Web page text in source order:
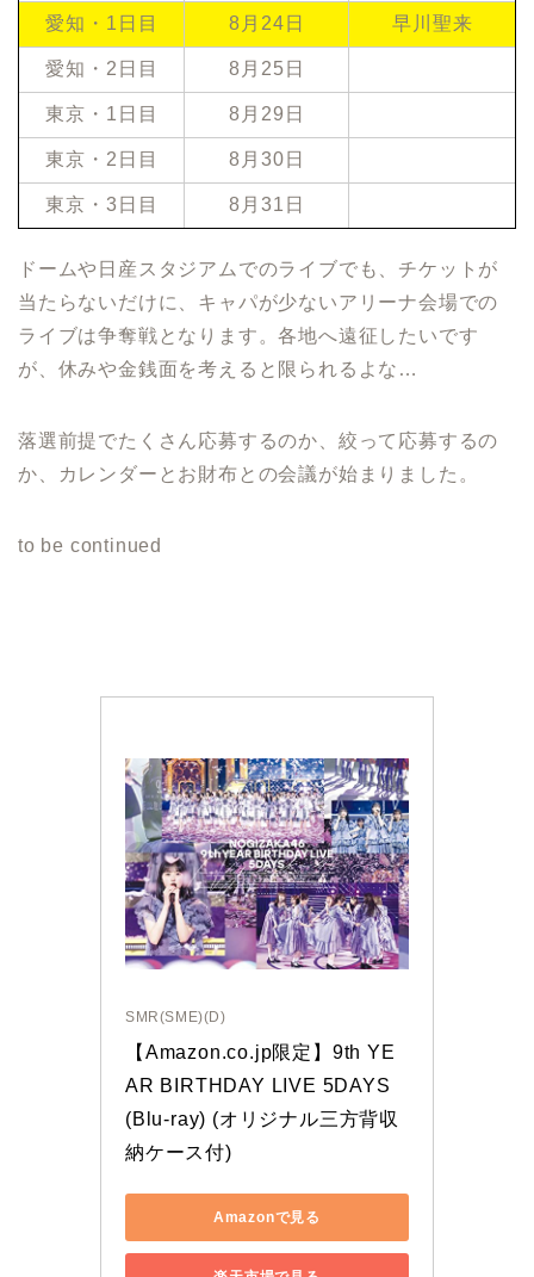
愛知・1日目 8月24日 早川聖来
愛知・2日目 8月25日
東京・1日目 8月29日
東京・2日目 8月30日
東京・3日目 8月31日
ドームや日産スタジアムでのライブでも、チケットが
当たらないだけに、キャパが少ないアリーナ会場での
ライブは争奪戦となります。各地へ遠征したいです
が、休みや金銭面を考えると限られるよな…
落選前提でたくさん応募するのか、絞って応募するの
か、カレンダーとお財布との会議が始まりました。
to be continued
SMR(SME)(D)
【Amazon.co.jp限定】9th YE
AR BIRTHDAY LIVE 5DAYS
(Blu-ray) (オリジナル三方背収
納ケース付)
Amazonで見る